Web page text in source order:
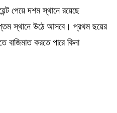
পেয়ে দশম স্থানে রয়েছে
স্থানে উঠে আসবে। প্রথম ছয়ের
বাজিমাত করতে পারে কিনা